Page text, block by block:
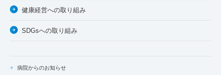
病院からのお知らせ
健康経営への取り組み
SDGsへの取り組み